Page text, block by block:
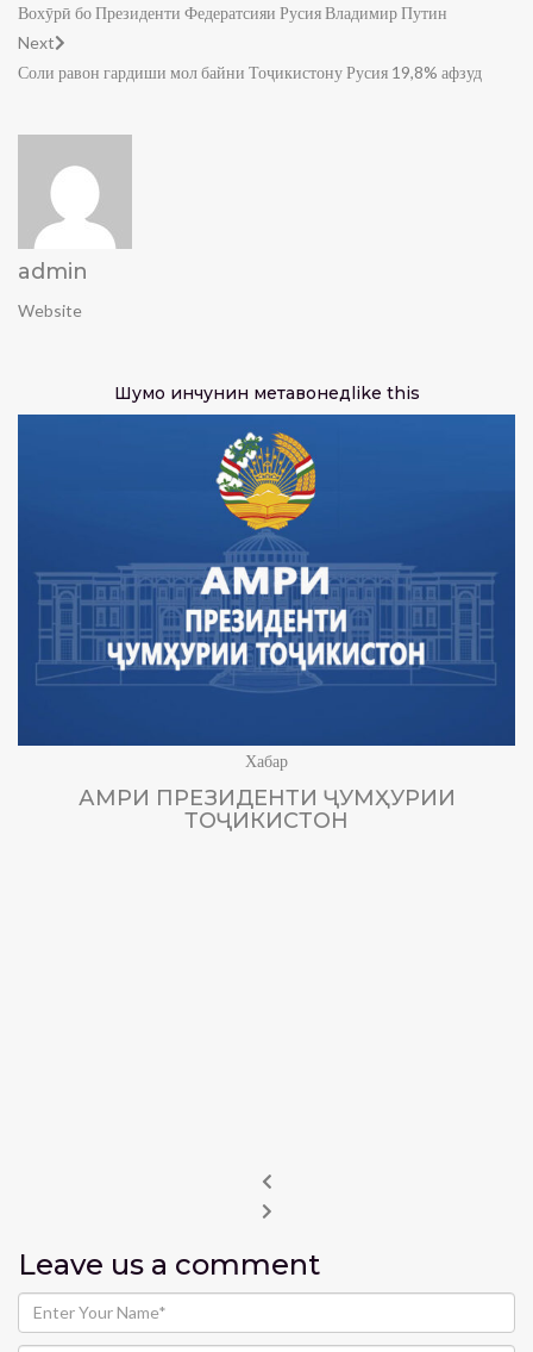
Вохӯрӣ бо Президенти Федератсияи Русия Владимир Путин
Next
Соли равон гардиши мол байни Тоҷикистону Русия 19,8% афзуд
admin
Website
Шумо инчунин метавонедlike this
Хабар
АМРИ ПРЕЗИДЕНТИ ҶУМҲУРИИ
ТОҶИКИСТОН
Leave us a comment